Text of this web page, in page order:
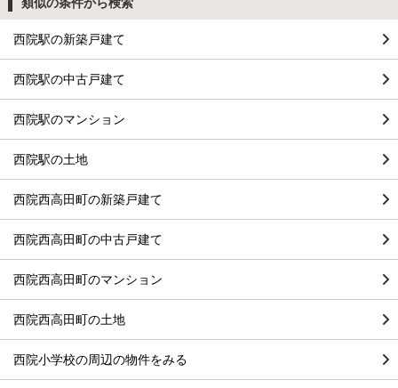
類似の条件から検索
西院駅の新築戸建て
西院駅の中古戸建て
西院駅のマンション
西院駅の土地
西院西高田町の新築戸建て
西院西高田町の中古戸建て
西院西高田町のマンション
西院西高田町の土地
西院小学校の周辺の物件をみる